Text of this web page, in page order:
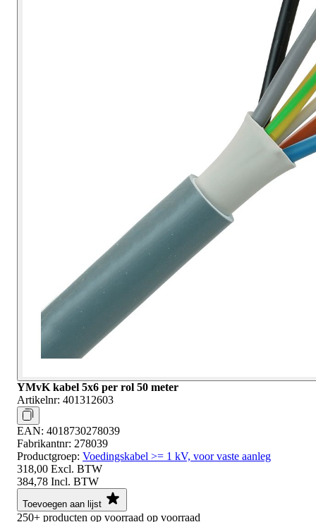
YMvK kabel 5x6 per rol 50 meter
Artikelnr: 401312603
EAN: 4018730278039
Fabrikantnr: 278039
Productgroep: Voedingskabel >= 1 kV, voor vaste aanleg
318,00 Excl. BTW
384,78 Incl. BTW
Toevoegen aan lijst
250+ producten op voorraad op voorraad